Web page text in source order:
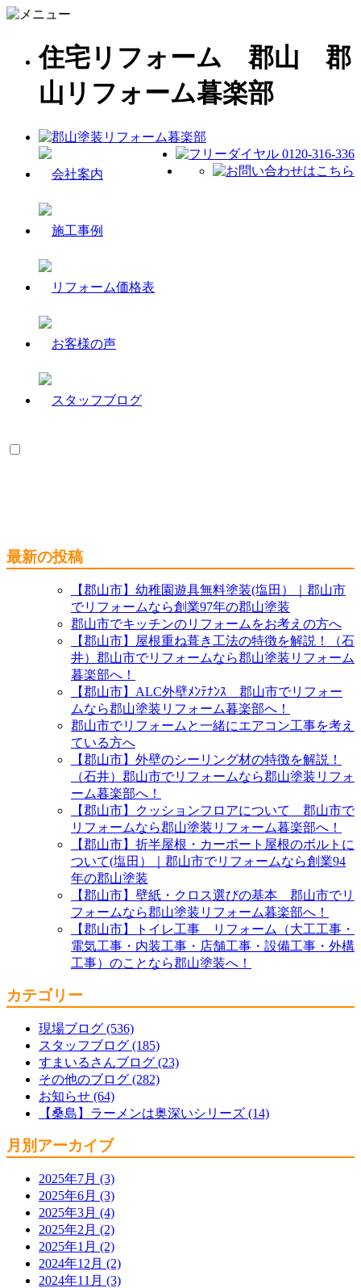
住宅リフォーム 郡山 郡
山リフォーム暮楽部
最新の投稿
【郡山市】幼稚園遊具無料塗装(塩田）｜郡山市
でリフォームなら創業97年の郡山塗装
郡山市でキッチンのリフォームをお考えの方へ
【郡山市】屋根重ね葺き工法の特徴を解説！（石
井）郡山市でリフォームなら郡山塗装リフォーム
暮楽部へ！
【郡山市】ALC外壁ﾒﾝﾃﾅﾝｽ 郡山市でリフォー
ムなら郡山塗装リフォーム暮楽部へ！
郡山市でリフォームと一緒にエアコン工事を考え
ている方へ
【郡山市】外壁のシーリング材の特徴を解説！
（石井）郡山市でリフォームなら郡山塗装リフォ
ーム暮楽部へ！
【郡山市】クッションフロアについて 郡山市で
リフォームなら郡山塗装リフォーム暮楽部へ！
【郡山市】折半屋根・カーポート屋根のボルトに
ついて(塩田）｜郡山市でリフォームなら創業94
年の郡山塗装
【郡山市】壁紙・クロス選びの基本 郡山市でリ
フォームなら郡山塗装リフォーム暮楽部へ！
【郡山市】トイレ工事 リフォーム（大工工事・
電気工事・内装工事・店舗工事・設備工事・外構
工事）のことなら郡山塗装へ！
カテゴリー
現場ブログ (536)
スタッフブログ (185)
すまいるさんブログ (23)
その他のブログ (282)
お知らせ (64)
【桑島】ラーメンは奥深いシリーズ (14)
月別アーカイブ
2025年7月 (3)
2025年6月 (3)
2025年3月 (4)
2025年2月 (2)
2025年1月 (2)
2024年12月 (2)
2024年11月 (3)